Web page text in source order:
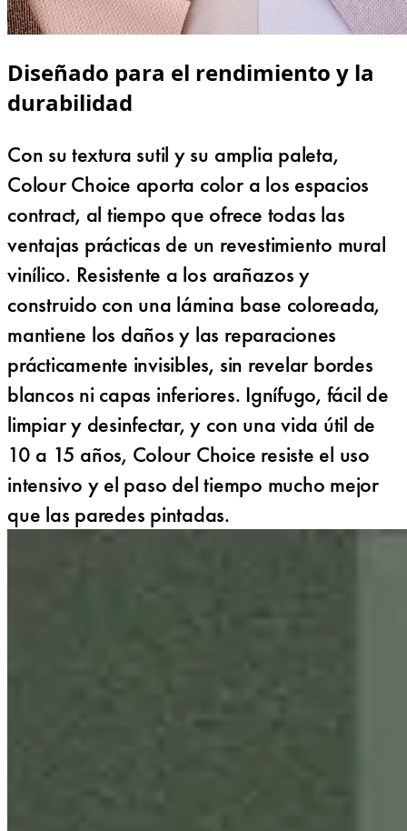
Diseñado para el rendimiento y la
durabilidad
Con su textura sutil y su amplia paleta,
Colour Choice aporta color a los espacios
contract, al tiempo que ofrece todas las
ventajas prácticas de un revestimiento mural
vinílico. Resistente a los arañazos y
construido con una lámina base coloreada,
mantiene los daños y las reparaciones
prácticamente invisibles, sin revelar bordes
blancos ni capas inferiores. Ignífugo, fácil de
limpiar y desinfectar, y con una vida útil de
10 a 15 años, Colour Choice resiste el uso
intensivo y el paso del tiempo mucho mejor
que las paredes pintadas.